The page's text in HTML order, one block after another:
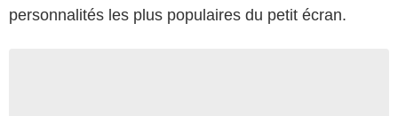
personnalités les plus populaires du petit écran.